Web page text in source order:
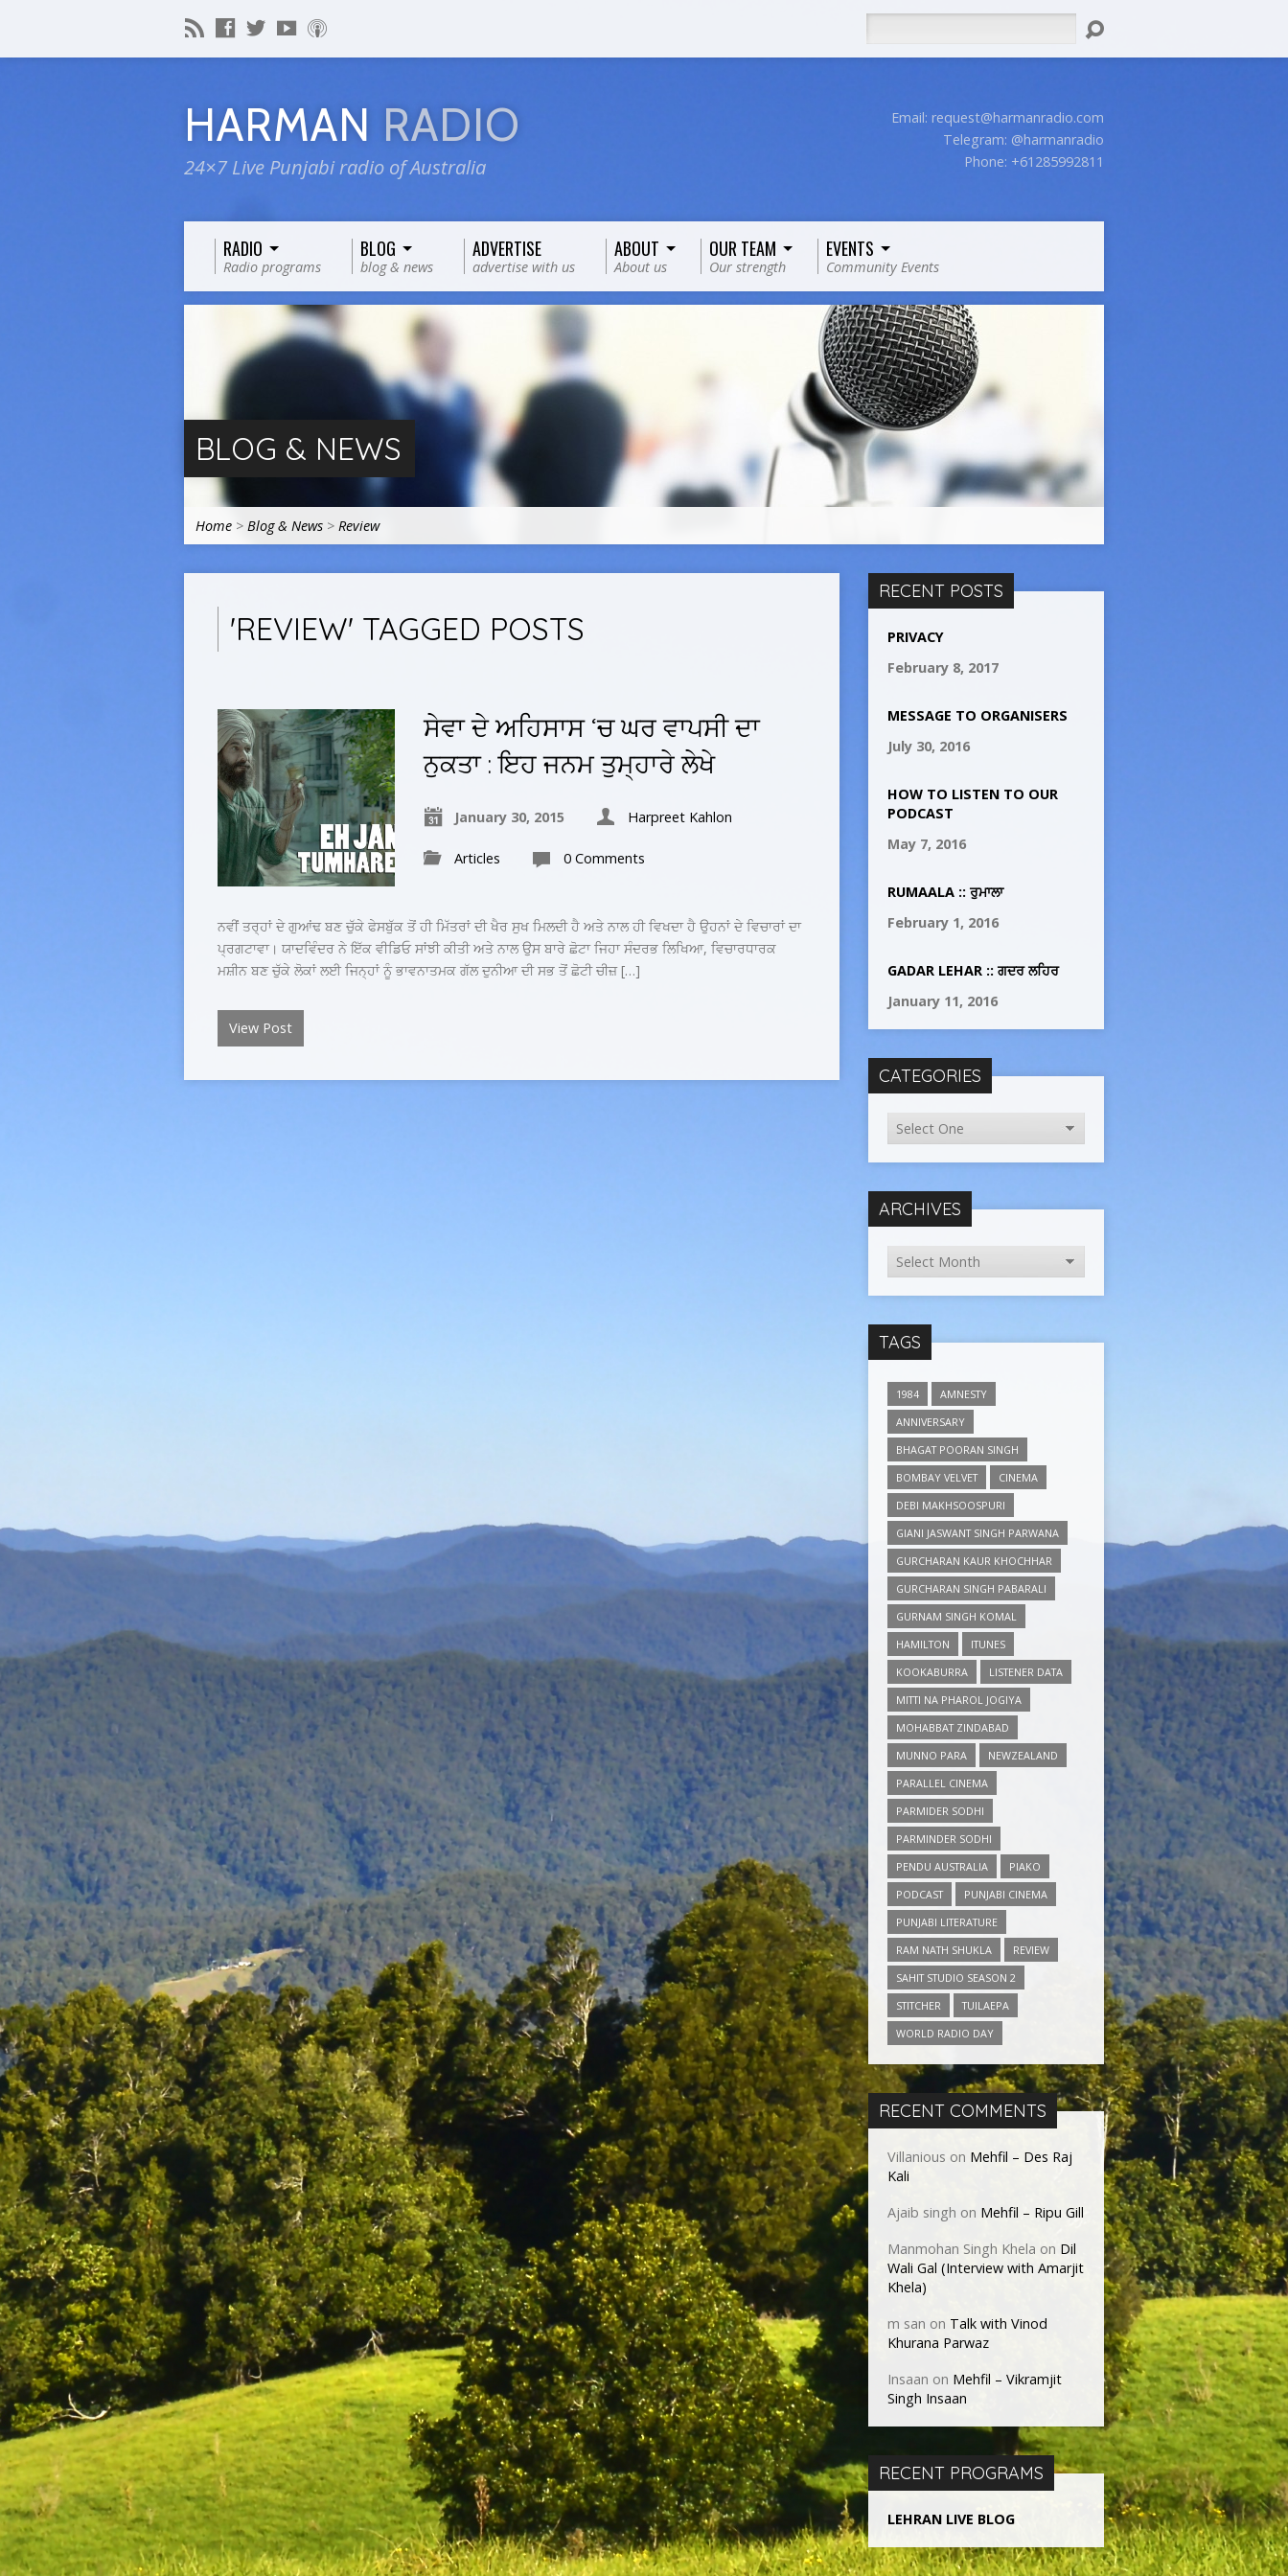
HARMAN RADIO
24×7 Live Punjabi radio of Australia
Email: request@harmanradio.com
Telegram: @harmanradio
Phone: +61285992811
RADIO
Radio programs
BLOG
blog & news
ADVERTISE
advertise with us
ABOUT
About us
OUR TEAM
Our strength
EVENTS
Community Events
BLOG & NEWS
Home > Blog & News > Review
'REVIEW' TAGGED POSTS
ਸੇਵਾ ਦੇ ਅਹਿਸਾਸ ‘ਚ ਘਰ ਵਾਪਸੀ ਦਾ
ਨੁਕਤਾ : ਇਹ ਜਨਮ ਤੁਮ੍ਹਾਰੇ ਲੇਖੇ
January 30, 2015 Harpreet Kahlon
Articles 0 Comments
ਨਵੀਂ ਤਰ੍ਹਾਂ ਦੇ ਗੁਆਂਢ ਬਣ ਚੁੱਕੇ ਫੇਸਬੁੱਕ ਤੋਂ ਹੀ ਮਿੱਤਰਾਂ ਦੀ ਖੈਰ ਸੁਖ ਮਿਲਦੀ ਹੈ ਅਤੇ ਨਾਲ ਹੀ ਵਿਖਦਾ ਹੈ ਉਹਨਾਂ ਦੇ ਵਿਚਾਰਾਂ ਦਾ
ਪ੍ਰਗਟਾਵਾ। ਯਾਦਵਿੰਦਰ ਨੇ ਇੱਕ ਵੀਡਿਓ ਸਾਂਝੀ ਕੀਤੀ ਅਤੇ ਨਾਲ ਉਸ ਬਾਰੇ ਛੋਟਾ ਜਿਹਾ ਸੰਦਰਭ ਲਿਖਿਆ, ਵਿਚਾਰਧਾਰਕ
ਮਸ਼ੀਨ ਬਣ ਚੁੱਕੇ ਲੋਕਾਂ ਲਈ ਜਿਨ੍ਹਾਂ ਨੂੰ ਭਾਵਨਾਤਮਕ ਗੱਲ ਦੁਨੀਆ ਦੀ ਸਭ ਤੋਂ ਛੋਟੀ ਚੀਜ਼ […]
View Post
RECENT POSTS
PRIVACY
February 8, 2017
MESSAGE TO ORGANISERS
July 30, 2016
HOW TO LISTEN TO OUR
PODCAST
May 7, 2016
RUMAALA :: ਰੁਮਾਲਾ
February 1, 2016
GADAR LEHAR :: ਗਦਰ ਲਹਿਰ
January 11, 2016
CATEGORIES
ARCHIVES
TAGS
1984
AMNESTY
ANNIVERSARY
BHAGAT POORAN SINGH
BOMBAY VELVET
CINEMA
DEBI MAKHSOOSPURI
GIANI JASWANT SINGH PARWANA
GURCHARAN KAUR KHOCHHAR
GURCHARAN SINGH PABARALI
GURNAM SINGH KOMAL
HAMILTON
ITUNES
KOOKABURRA
LISTENER DATA
MITTI NA PHAROL JOGIYA
MOHABBAT ZINDABAD
MUNNO PARA
NEWZEALAND
PARALLEL CINEMA
PARMIDER SODHI
PARMINDER SODHI
PENDU AUSTRALIA
PIAKO
PODCAST
PUNJABI CINEMA
PUNJABI LITERATURE
RAM NATH SHUKLA
REVIEW
SAHIT STUDIO SEASON 2
STITCHER
TUILAEPA
WORLD RADIO DAY
RECENT COMMENTS
Villanious on Mehfil – Des Raj
Kali
Ajaib singh on Mehfil – Ripu Gill
Manmohan Singh Khela on Dil
Wali Gal (Interview with Amarjit
Khela)
m san on Talk with Vinod
Khurana Parwaz
Insaan on Mehfil – Vikramjit
Singh Insaan
RECENT PROGRAMS
LEHRAN LIVE BLOG